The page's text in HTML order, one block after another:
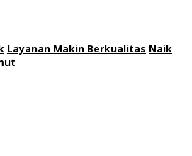
Layanan Makin Berkualitas Naik